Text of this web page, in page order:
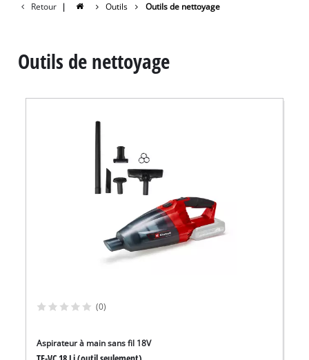
Retour | Outils Outils de nettoyage
Outils de nettoyage
(0)
Aspirateur à main sans fil 18V